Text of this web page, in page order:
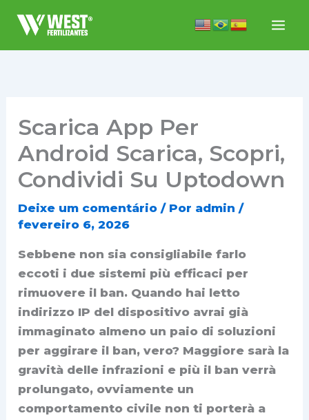
para
o
Scarica App Per
Android Scarica, Scopri,
Condividi Su Uptodown
Deixe um comentário / Por admin/
fevereiro 6, 2026
Sebbene non sia consigliabile farlo
eccoti i due sistemi più efficaci per
rimuovere il ban. Quando hai letto
indirizzo IP del dispositivo avrai già
immaginato almeno un paio di soluzioni
per aggirare il ban, vero? Maggiore sarà la
gravità delle infrazioni e più il ban verrà
prolungato, ovviamente un
comportamento civile non ti porterà a